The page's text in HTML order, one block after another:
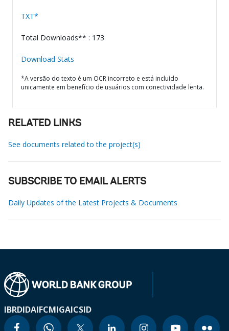
TXT*
Total Downloads** : 173
Download Stats
*A versão do texto é um OCR incorreto e está incluído
unicamente em benefício de usuários com conectividade lenta.
RELATED LINKS
See documents related to the project(s)
SUBSCRIBE TO EMAIL ALERTS
Daily Updates of the Latest Projects & Documents
IBRDIDAIFCMIGAICSID